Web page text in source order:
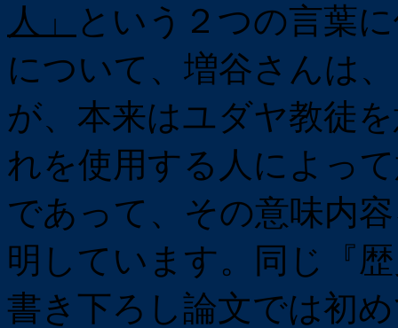
人」
という２つの言葉
について、増谷さんは
が、本来はユダヤ教徒
れを使用する人によっ
であって、その意味内
明しています。同じ『
書き下ろし論文では初